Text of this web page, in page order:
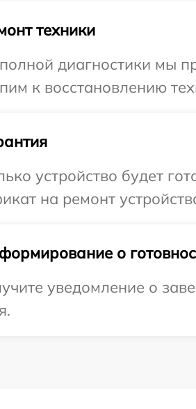
техники
диагностики мы
к восстановлению
устройство будет
на ремонт
о
уведомление о